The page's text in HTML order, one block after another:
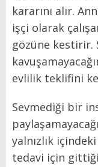
kararını alır.
işçi olarak
gözüne kestirir.
evlilik teklifini
Sevmediği bir
yalnızlık
tedavi için